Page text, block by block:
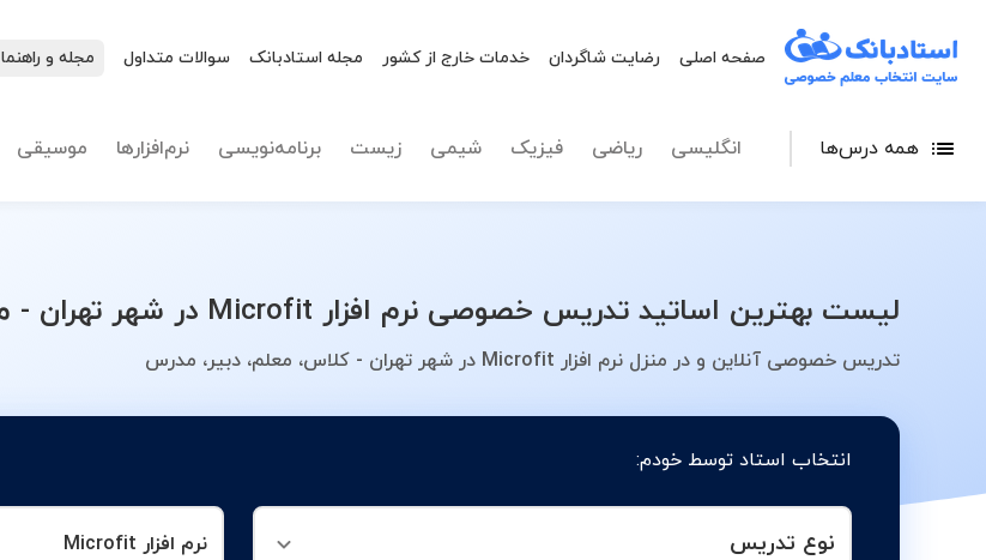
صفحه اصلی رضایت شاگردان خدمات خارج از کشور مجله استادبانک سوالات متداول مجله و راهنما
همه درس‌ها انگلیسی ریاضی فیزیک شیمی زیست برنامه‌نویسی نرم‌افزارها موسیقی
لیست بهترین اساتید تدریس خصوصی نرم افزار Microfit در شهر تهران - معلم خصوصی خود را انتخاب کنید.
تدریس خصوصی آنلاین و در منزل نرم افزار Microfit در شهر تهران - کلاس، معلم، دبیر، مدرس
انتخاب استاد توسط خودم:
نوع تدریس نرم افزار Microfit
نوع تدریس